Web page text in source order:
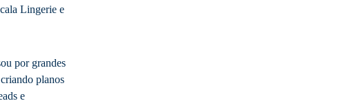
Lingerie e
por grandes
planos
e